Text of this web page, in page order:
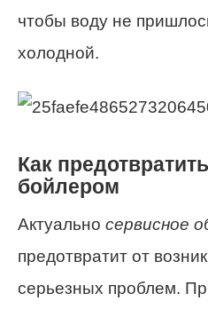
чтобы воду не
холодной.
Как
бойлером
Актуально сервисное
предотвратит от
серьезных проблем.